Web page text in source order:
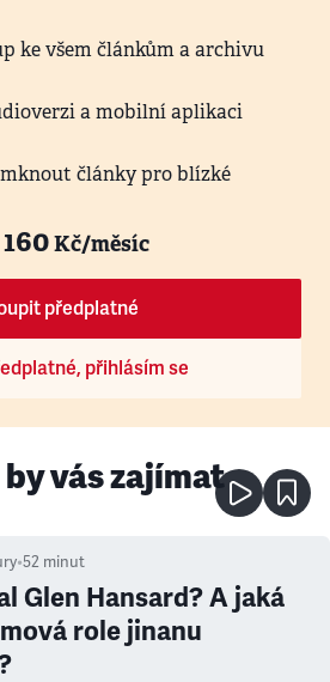
ke všem článkům a archivu
a mobilní aplikaci
články pro blízké
160Kč/měsíc
předplatné
přihlásím se
vás zajímat
•52 minut
Glen Hansard? A jaká
role jinanu